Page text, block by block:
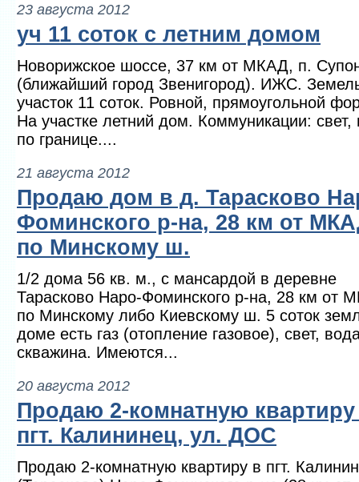
23 августа 2012
уч 11 соток с летним домом
Новорижское шоссе, 37 км от МКАД, п.
(ближайший город Звенигород). ИЖС.
участок 11 соток. Ровной, прямоугольной
На участке летний дом. Коммуникации: свет,
по границе....
21 августа 2012
Продаю дом в д. Тарасково
Фоминского р-на, 28 км от
по Минскому ш.
1/2 дома 56 кв. м., с мансардой в деревне
Тарасково Наро-Фоминского р-на, 28 км от
по Минскому либо Киевскому ш. 5 соток
доме есть газ (отопление газовое), свет,
скважина. Имеются...
20 августа 2012
Продаю 2-комнатную
пгт. Калининец, ул. ДОС
Продаю 2-комнатную квартиру в пгт.